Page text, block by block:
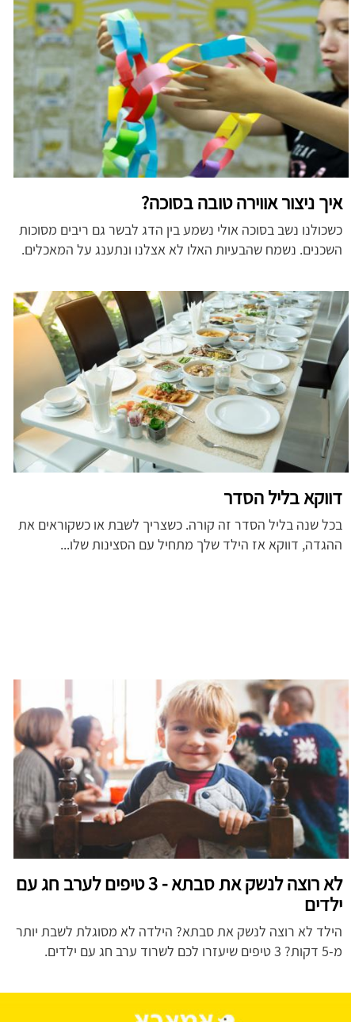
איך ניצור אווירה טובה בסוכה?
כשכולנו נשב בסוכה אולי נשמע בין הדג לבשר גם ריבים מסוכות
השכנים. נשמח שהבעיות האלו לא אצלנו ונתענג על המאכלים.
דווקא בליל הסדר
בכל שנה בליל הסדר זה קורה. כשצריך לשבת או כשקוראים את
ההגדה, דווקא אז הילד שלך מתחיל עם הסצינות שלו...
לא רוצה לנשק את סבתא - 3 טיפים לערב חג עם
ילדים
הילד לא רוצה לנשק את סבתא? הילדה לא מסוגלת לשבת יותר
מ-5 דקות? 3 טיפים שיעזרו לכם לשרוד ערב חג עם ילדים.